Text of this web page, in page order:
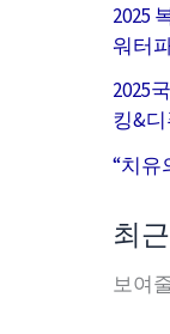
2025
워터
2025
킹&
“치유
최
보여